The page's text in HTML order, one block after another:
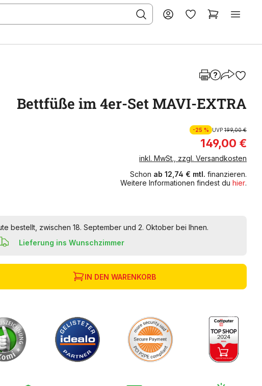
Bettfüße im 4er-Set MAVI-EXTRA
-25 % UVP 199,00 €
149,00 €
inkl. MwSt., zzgl. Versandkosten
Schon ab 12,74 € mtl. finanzieren.
Weitere Informationen findest du hier.
bestellt, zwischen 18. September und 2. Oktober bei Ihnen.
Lieferung ins Wunschzimmer
IN DEN WARENKORB